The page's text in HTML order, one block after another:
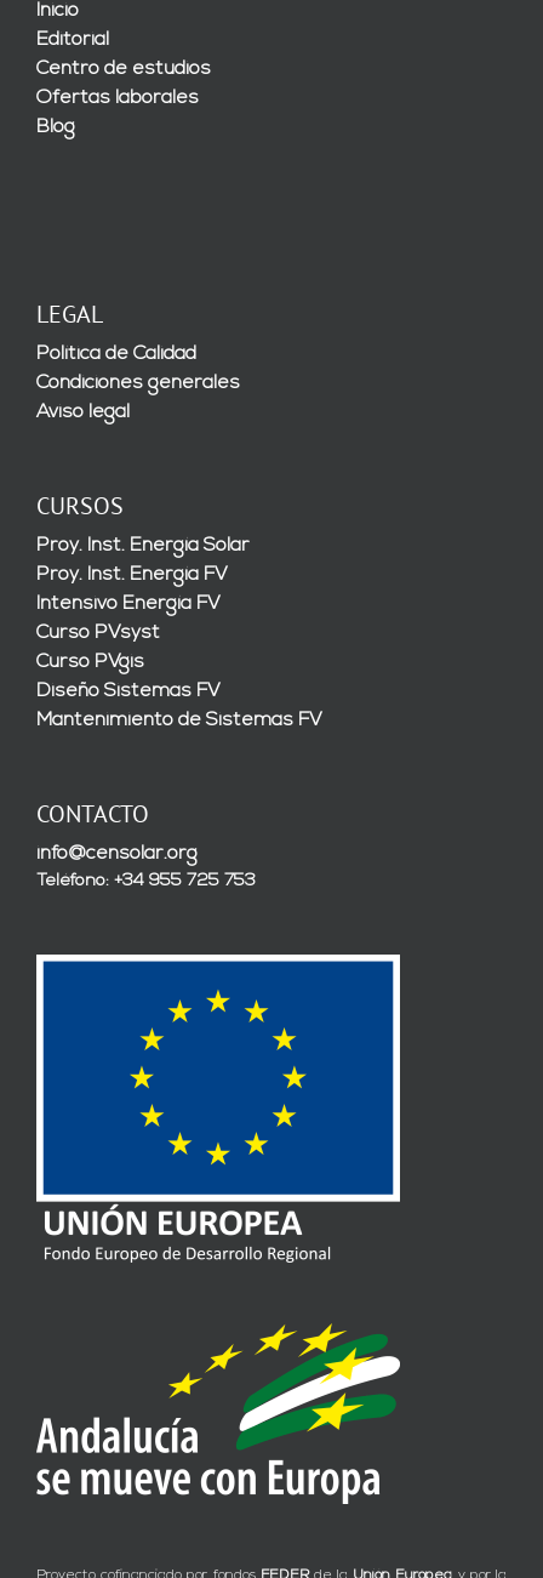
Inicio
Editorial
Centro de estudios
Ofertas laborales
Blog
LEGAL
Política de Calidad
Condiciones generales
Aviso legal
CURSOS
Proy. Inst. Energía Solar
Proy. Inst. Energía FV
Intensivo Energía FV
Curso PVsyst
Curso PVgis
Diseño Sistemas FV
Mantenimiento de Sistemas FV
CONTACTO
info@censolar.org
Teléfono: +34 955 725 753